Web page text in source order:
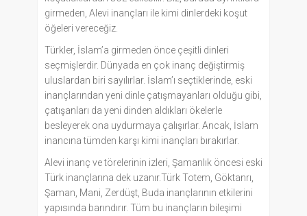
girmeden, Alevi inançları ile kimi dinlerdeki koşut
öğeleri vereceğiz.
Türkler, İslam’a girmeden önce çeşitli dinleri
seçmişlerdir. Dünyada en çok inanç değiştirmiş
uluslardan biri sayılırlar. İslam’ı seçtiklerinde, eski
inançlarından yeni dinle çatışmayanları olduğu gibi,
çatışanları da yeni dinden aldıkları ökelerle
besleyerek ona uydurmaya çalışırlar. Ancak, İslam
inancına tümden karşı kimi inançları bırakırlar.
Alevi inanç ve törelerinin izleri, Şamanlık öncesi eski
Türk inançlarına dek uzanır.Türk Totem, Göktanrı,
Şaman, Mani, Zerdüşt, Buda inançlarının etkilerini
yapısında barındırır. Tüm bu inançların bileşimi